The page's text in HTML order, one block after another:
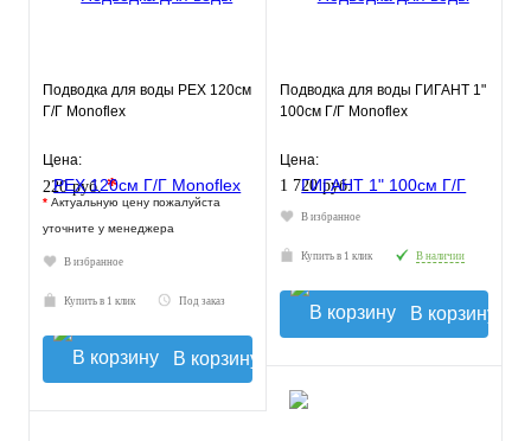
Подводка для воды РЕХ 120см
Г/Г Monoflex
Цена:
220 руб.*
* Актуальную цену пожалуйста
уточните у менеджера
В избранное
Купить в 1 клик Под заказ
В корзину
Подводка для воды ГИГАНТ 1"
100см Г/Г Monoflex
Цена:
1 720 руб.
В избранное
Купить в 1 клик В наличии
В корзину